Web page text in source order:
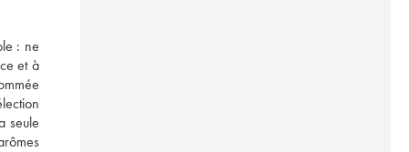
: ne
et à
seule